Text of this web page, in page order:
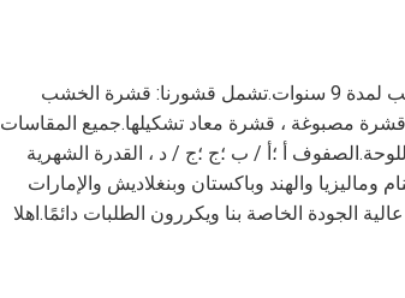
تركز شركة لونسون القشرة المحدودة على إنتاج وتصدير قشرة الخشب لمدة 9 سنوات.تشمل قشورنا: قشرة الخشب
مصبوغة ، قشرة معاد تشكيلها.جميع المقاسات
أ ؛أ / ب ؛ج ؛ج / د ، القدرة الشهرية
وماليزيا والهند وباكستان وبنغلاديش والإمارات
قشرة الخشب عالية الجودة الخاصة بنا ويكررون الطلبات دائمًا.اهلا